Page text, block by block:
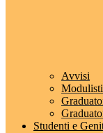
Avvisi
Studenti e